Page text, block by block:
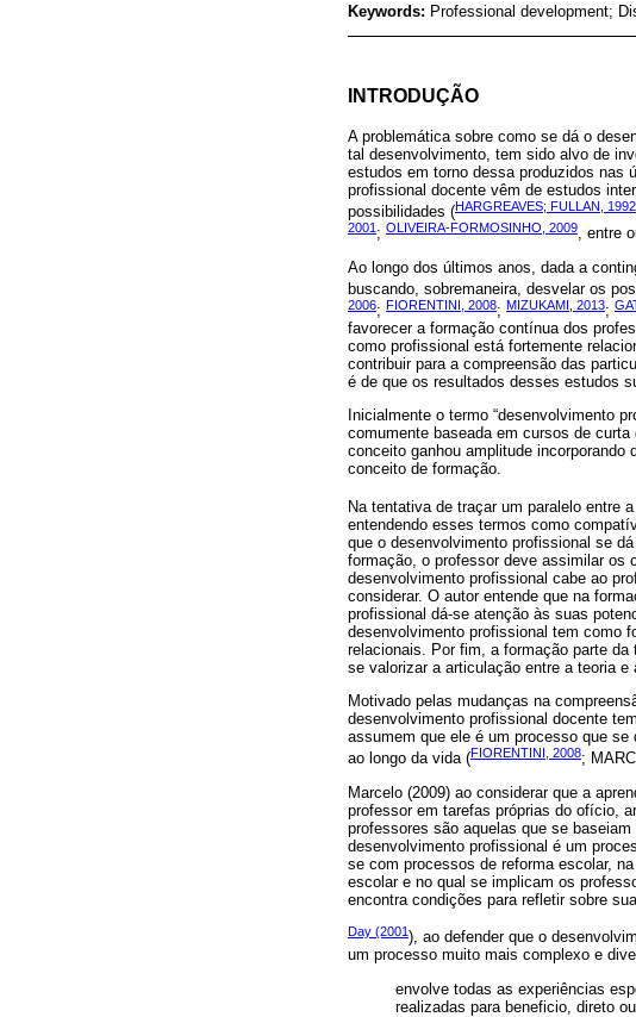
Keywords: Professional development;
INTRODUÇÃO
A problemática sobre como se dá o
tal desenvolvimento, tem sido alvo de
estudos em torno dessa produzidos nas
profissional docente vêm de estudos
possibilidades (HARGREAVES; FULLAN, 1992
2001 ; OLIVEIRA-FORMOSINHO, 2009, entre
Ao longo dos últimos anos, dada a
buscando, sobremaneira, desvelar os
2006; FIORENTINI, 2008; MIZUKAMI, 2013;
favorecer a formação contínua dos
como profissional está fortemente
contribuir para a compreensão das
é de que os resultados desses estudos
Inicialmente o termo “desenvolvimento
comumente baseada em cursos de
conceito ganhou amplitude
conceito de formação.
Na tentativa de traçar um paralelo entre
entendendo esses termos como
que o desenvolvimento profissional se
formação, o professor deve assimilar os
desenvolvimento profissional cabe ao
considerar. O autor entende que na
profissional dá-se atenção às suas
desenvolvimento profissional tem como
relacionais. Por fim, a formação parte
se valorizar a articulação entre a teoria e
Motivado pelas mudanças na
desenvolvimento profissional docente
assumem que ele é um processo que
ao longo da vida (FIORENTINI, 2008;
Marcelo (2009) ao considerar que a
professor em tarefas próprias do ofício,
professores são aquelas que se
desenvolvimento profissional é um
se com processos de reforma escolar,
escolar e no qual se implicam os
encontra condições para refletir sobre
Day (2001), ao defender que o
um processo muito mais complexo e
envolve todas as experiências
realizadas para beneficio, direto